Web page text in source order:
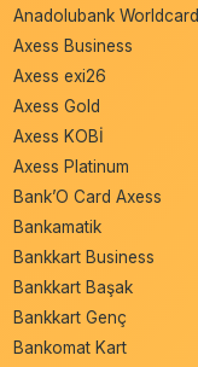
Anadolubank Worldcard
Axess Business
Axess exi26
Axess Gold
Axess KOBİ
Axess Platinum
Bank’O Card Axess
Bankamatik
Bankkart Business
Bankkart Başak
Bankkart Genç
Bankomat Kart